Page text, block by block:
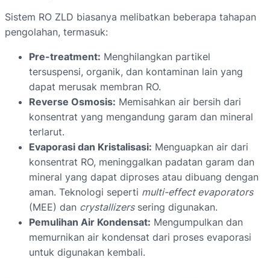
Sistem RO ZLD biasanya melibatkan beberapa tahapan
pengolahan, termasuk:
Pre-treatment: Menghilangkan partikel
tersuspensi, organik, dan kontaminan lain yang
dapat merusak membran RO.
Reverse Osmosis: Memisahkan air bersih dari
konsentrat yang mengandung garam dan mineral
terlarut.
Evaporasi dan Kristalisasi: Menguapkan air dari
konsentrat RO, meninggalkan padatan garam dan
mineral yang dapat diproses atau dibuang dengan
aman. Teknologi seperti multi-effect evaporators
(MEE) dan crystallizerssering digunakan.
Pemulihan Air Kondensat: Mengumpulkan dan
memurnikan air kondensat dari proses evaporasi
untuk digunakan kembali.